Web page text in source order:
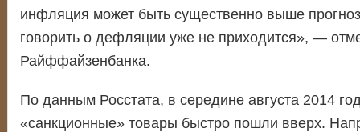
инфляция может быть существенно выше
говорить о дефляции уже не приходится», —
Райффайзенбанка.
По данным Росстата, в середине августа 2014
«санкционные» товары быстро пошли вверх.